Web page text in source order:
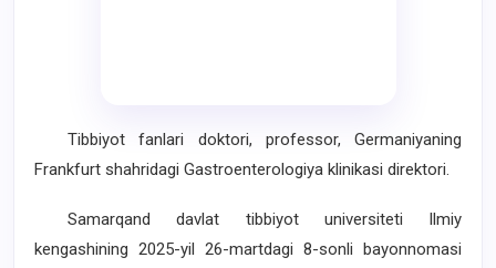
Tibbiyot fanlari doktori, professor, Germaniyaning
Frankfurt shahridagi Gastroenterologiya klinikasi direktori.
Samarqand davlat tibbiyot universiteti Ilmiy
kengashining 2025-yil 26-martdagi 8-sonli bayonnomasi